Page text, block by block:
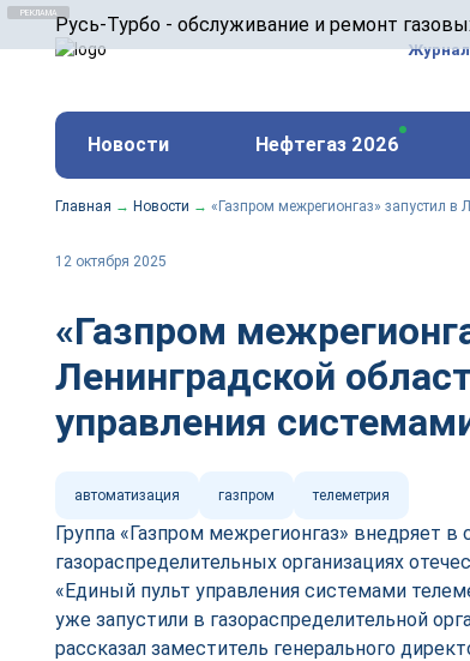
Русь-Турбо - обслуживание и ремонт
ООО «Русь-Турбо» занимается сервисом
оборудования ТЭС, зарубежных поршневых
и других предприятиях.
Реклама. ООО «Русь-Турбо», ИНН 7802588950
erid: F7NfYUJCUneVdwPs4znf
Журнал
Новости Нефтегаз 2026
Главная → Новости → «Газпром межрегионгаз» запустил в
12 октября 2025
«Газпром
Ленинградской
управления
автоматизация газпром телеметрия
Группа «Газпром межрегионгаз» внедряет
газораспределительных организациях
«Единый пульт управления системами
уже запустили в газораспределительной
рассказал заместитель генерального